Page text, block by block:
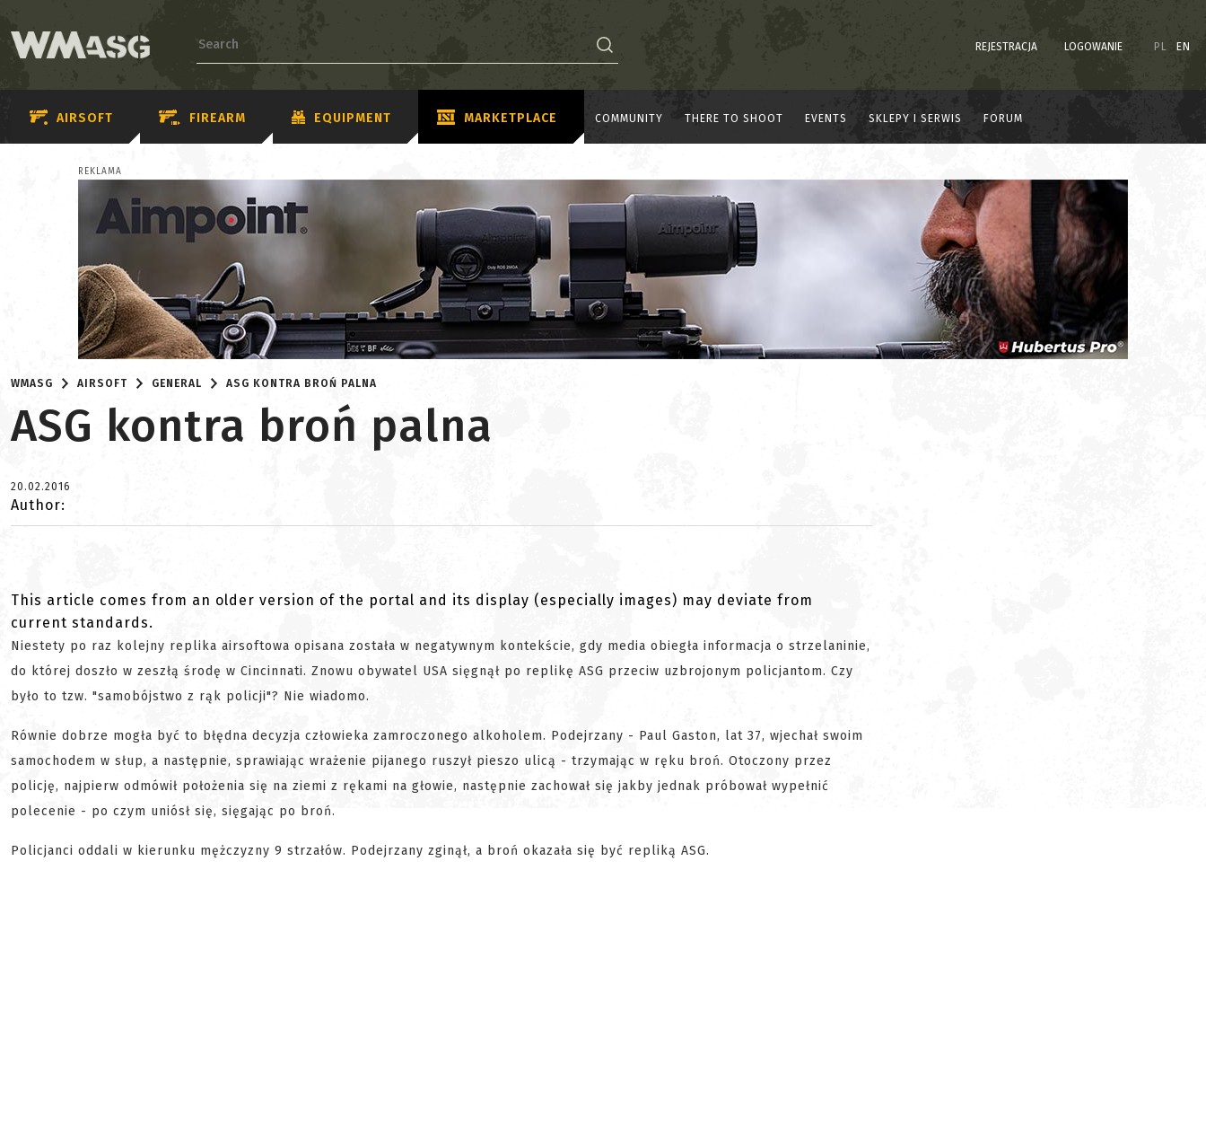
REJESTRACJA LOGOWANIE PL EN
AIRSOFT FIREARM EQUIPMENT MARKETPLACE COMMUNITY THERE TO SHOOT EVENTS SKLEPY I SERWIS FORUM
REKLAMA
WMASG AIRSOFT GENERAL ASG KONTRA BROŃ PALNA
ASG kontra broń palna
20.02.2016
Author:
This article comes from an older version of the portal and its display (especially images) may deviate from
current standards.
Niestety po raz kolejny replika airsoftowa opisana została w negatywnym kontekście, gdy media obiegła informacja o strzelaninie,
do której doszło w zeszłą środę w Cincinnati. Znowu obywatel USA sięgnął po replikę ASG przeciw uzbrojonym policjantom. Czy
było to tzw. "samobójstwo z rąk policji"? Nie wiadomo.
Równie dobrze mogła być to błędna decyzja człowieka zamroczonego alkoholem. Podejrzany - Paul Gaston, lat 37, wjechał swoim
samochodem w słup, a następnie, sprawiając wrażenie pijanego ruszył pieszo ulicą - trzymając w ręku broń. Otoczony przez
policję, najpierw odmówił położenia się na ziemi z rękami na głowie, następnie zachował się jakby jednak próbował wypełnić
polecenie - po czym uniósł się, sięgając po broń.
Policjanci oddali w kierunku mężczyzny 9 strzałów. Podejrzany zginął, a broń okazała się być repliką ASG.